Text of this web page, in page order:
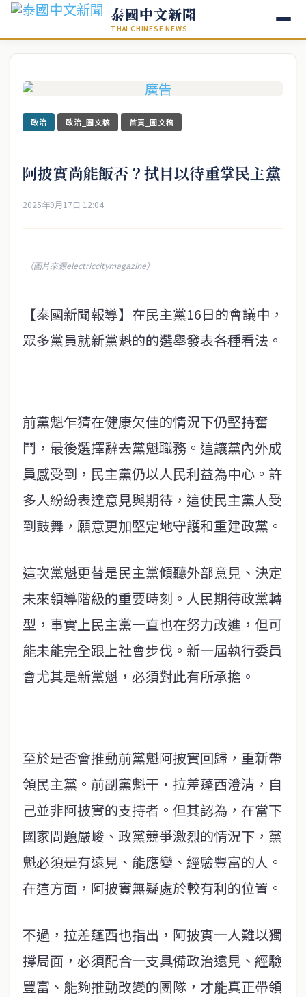
泰國中文新聞
THAI CHINESE NEWS
政治 政治_圖文稿 首頁_圖文稿
阿披實尚能飯否？拭目以待重掌民主黨
2025年9月17日 12:04
（圖片來源electriccitymagazine）
【泰國新聞報導】在民主黨16日的會議中，
眾多黨員就新黨魁的的選舉發表各種看法。
前黨魁乍猜在健康欠佳的情況下仍堅持奮
鬥，最後選擇辭去黨魁職務。這讓黨內外成
員感受到，民主黨仍以人民利益為中心。許
多人紛紛表達意見與期待，這使民主黨人受
到鼓舞，願意更加堅定地守護和重建政黨。
這次黨魁更替是民主黨傾聽外部意見、決定
未來領導階級的重要時刻。人民期待政黨轉
型，事實上民主黨一直也在努力改進，但可
能未能完全跟上社會步伐。新一屆執行委員
會尤其是新黨魁，必須對此有所承擔。
至於是否會推動前黨魁阿披實回歸，重新帶
領民主黨。前副黨魁干·拉差蓬西澄清，自
己並非阿披實的支持者。但其認為，在當下
國家問題嚴峻、政黨競爭激烈的情況下，黨
魁必須是有遠見、能應變、經驗豐富的人。
在這方面，阿披實無疑處於較有利的位置。
不過，拉差蓬西也指出，阿披實一人難以獨
撐局面，必須配合一支具備政治遠見、經驗
豐富、能夠推動改變的團隊，才能真正帶領